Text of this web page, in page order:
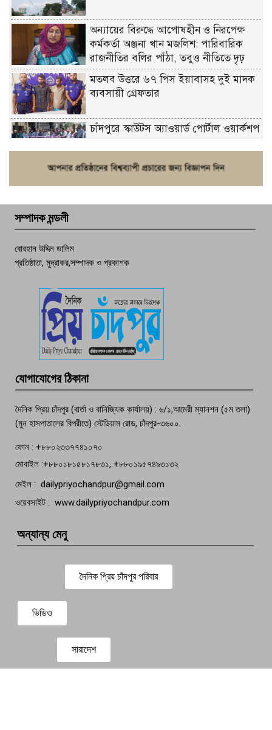
অন্যায়ের বিরুদ্ধে আপোষহীন ও নিরপেক্ষ
কর্মকর্তা অঞ্জনা খান মজলিশ: পারিবারিক
রাজনীতির বলির পাঁঠা, তবুও নীতিতে দৃঢ়
মতলব উত্তরে ৬৭ পিস ইয়াবাসহ দুই মাদক
ব্যবসায়ী গ্রেফতার
চাঁদপুরে স্কাউটস অ্যাওয়ার্ড পোর্টাল ওয়ার্কশপ
পচা দুর্গন্ধে ৯৯৯-এ ফোন, ফরিদগঞ্জে
তরুণের অর্ধগলিত লাশ উদ্ধার
সম্পাদক মন্ডলী
বোরহান উদ্দিন ডালিম
প্রতিষ্ঠাতা, মুদ্রাকর,সম্পাদক ও প্রকাশক
যোগাযোগের ঠিকানা
দৈনিক প্রিয় চাঁদপুর (বার্তা ও বানিজ্যিক কার্যালয়) : ৬/১,আমেরী ম্যানশন (৫ম তলা)
(মুন হাসপাতালের বিপরীতে) স্টেডিয়াম রোড, চাঁদপুর-৩৬০০.
ফোন : +৮৮০২৩৩৭৭৪১০৭০
মোবাইল :+৮৮০১৮১৫৮১৭৮৩১, +৮৮০১৯৫৭৪৯৩১৩২
মেইল : dailypriyochandpur@gmail.com
ওয়েবসাইট : www.dailypriyochandpur.com
অন্যান্য মেনু
দৈনিক প্রিয় চাঁদপুর পরিবার
ভিডিও
সারাদেশ